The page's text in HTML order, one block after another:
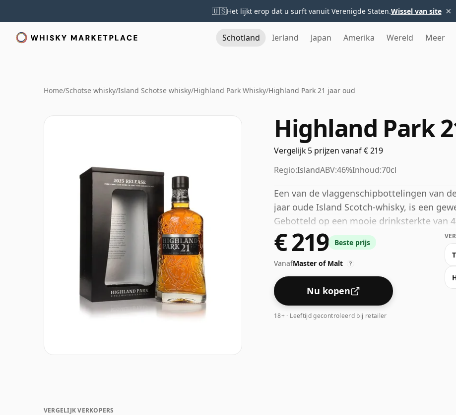
🇺🇸Het lijkt erop dat u surft vanuit Verenigde Staten.Wissel van site ×
Schotland Ierland Japan Amerika Wereld Meer
Home/Schotse whisky/Island Schotse whisky/Highland Park Whisky/Highland Park 21 jaar oud
Highland Park
Vergelijk 5 prijzen vanaf € 219
Regio:IslandABV:46%Inhoud:70cl
Een van de vlaggenschipbottelingen van
jaar oude Island Scotch-whisky, is een
Gebotteld op een mooie drinksterkte van
fles van 70cl.
€ 219 Beste prijs
VanafMaster of Malt ?
Nu kopen
18+ · Leeftijd gecontroleerd bij retailer
VERGELIJK VERKOPERS